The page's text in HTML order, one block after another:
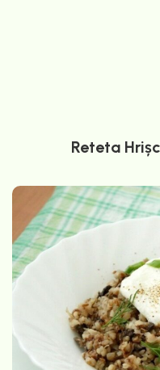
Reteta